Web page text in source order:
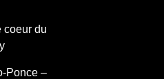
coeur du
Ponce –